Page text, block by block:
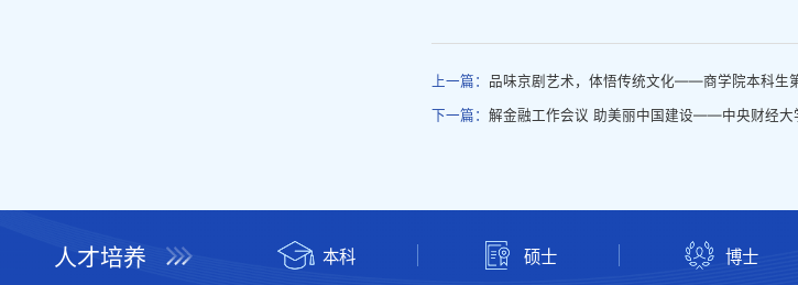
上一篇： 品味京剧艺术，体悟传统文化——商学院本科生
下一篇： 解金融工作会议 助美丽中国建设——中央财经大
人才培养 本科 硕士 博士